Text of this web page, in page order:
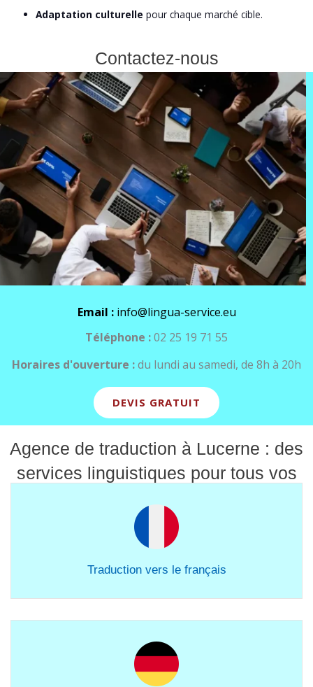
Adaptation culturelle pour chaque marché cible.
Contactez-nous
Email : info@lingua-service.eu
Téléphone :02 25 19 71 55
Horaires d'ouverture :du lundi au samedi, de 8h à 20h
DEVIS GRATUIT
Agence de traduction à Lucerne : des
services linguistiques pour tous vos
Traduction vers le français